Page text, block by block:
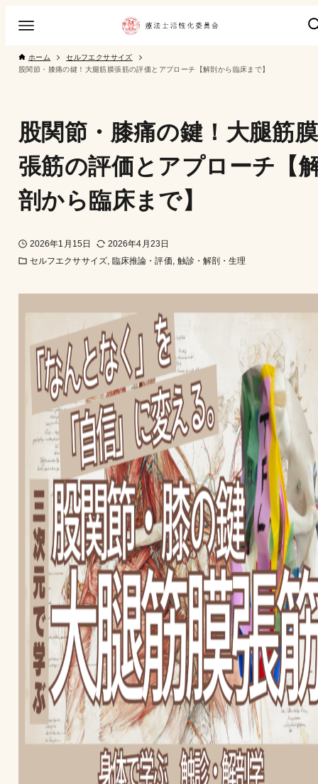
ホーム
セルフエクササイズ
股関節・膝痛の鍵！大腿筋膜張筋の評価とアプローチ【解剖から臨床まで】
股関節・膝痛の鍵！大腿筋膜
張筋の評価とアプローチ【
剖から臨床まで】
2026年1月15日
2026年4月23日
セルフエクササイズ 臨床推論・評価 触診・解剖・生理